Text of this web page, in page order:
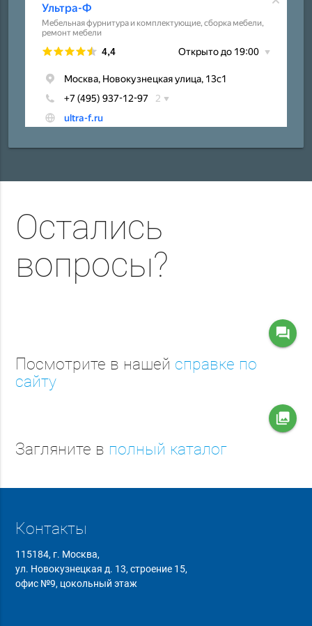
Остались
вопросы?
question_answer
Посмотрите в нашей справке по
сайту
collections
Загляните в полный каталог
Контакты
115184, г. Москва,
ул. Новокузнецкая д. 13, строение 15,
офис №9, цокольный этаж